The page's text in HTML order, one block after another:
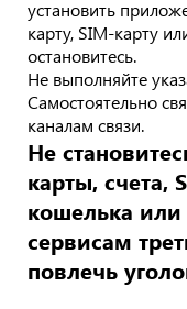
установить
карту, SIM-карту
остановитесь.
Не выполняйте
Самостоятельно
каналам связи.
Не
карты, счета,
кошелька или
сервисам
повлечь